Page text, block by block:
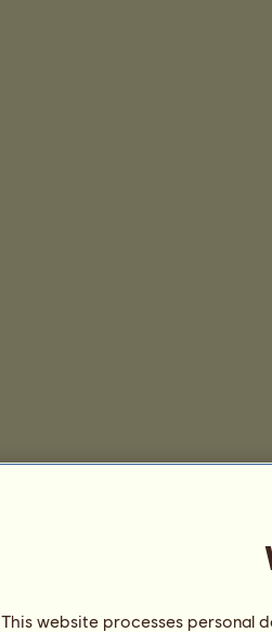
This website processes personal